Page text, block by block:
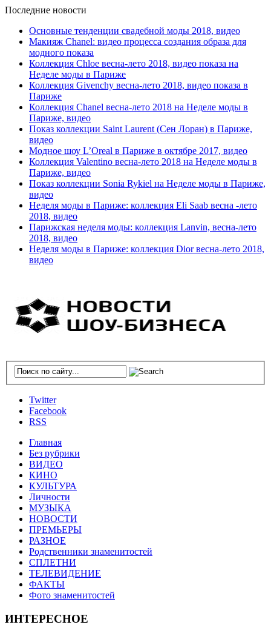
Последние новости
Основные тенденции свадебной моды 2018, видео
Макияж Chanel: видео процесса создания образа для
модного показа
Коллекция Chloe весна-лето 2018, видео показа на
Неделе моды в Париже
Коллекция Givenchy весна-лето 2018, видео показа в
Париже
Коллекция Chanel весна-лето 2018 на Неделе моды в
Париже, видео
Показ коллекции Saint Laurent (Сен Лоран) в Париже,
видео
Модное шоу L’Oreal в Париже в октябре 2017, видео
Коллекция Valentino весна-лето 2018 на Неделе моды в
Париже, видео
Показ коллекции Sonia Rykiel на Неделе моды в Париже,
видео
Неделя моды в Париже: коллекция Eli Saab весна -лето
2018, видео
Парижская неделя моды: коллекция Lanvin, весна-лето
2018, видео
Неделя моды в Париже: коллекция Dior весна-лето 2018,
видео
Twitter
Facebook
RSS
Главная
Без рубрики
ВИДЕО
КИНО
КУЛЬТУРА
Личности
МУЗЫКА
НОВОСТИ
ПРЕМЬЕРЫ
РАЗНОЕ
Родственники знаменитостей
СПЛЕТНИ
ТЕЛЕВИДЕНИЕ
ФАКТЫ
Фото знаменитостей
ИНТЕРЕСНОЕ